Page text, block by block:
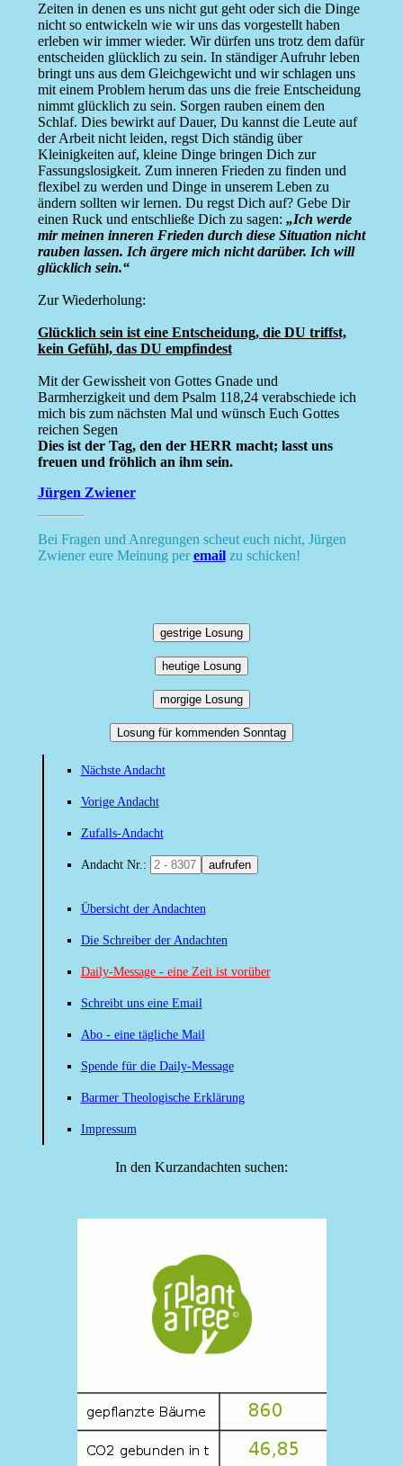
Zeiten in denen es uns nicht gut geht oder sich die Dinge
nicht so entwickeln wie wir uns das vorgestellt haben
erleben wir immer wieder. Wir dürfen uns trotz dem dafür
entscheiden glücklich zu sein. In ständiger Aufruhr leben
bringt uns aus dem Gleichgewicht und wir schlagen uns
mit einem Problem herum das uns die freie Entscheidung
nimmt glücklich zu sein. Sorgen rauben einem den
Schlaf. Dies bewirkt auf Dauer, Du kannst die Leute auf
der Arbeit nicht leiden, regst Dich ständig über
Kleinigkeiten auf, kleine Dinge bringen Dich zur
Fassungslosigkeit. Zum inneren Frieden zu finden und
flexibel zu werden und Dinge in unserem Leben zu
ändern sollten wir lernen. Du regst Dich auf? Gebe Dir
einen Ruck und entschließe Dich zu sagen: „Ich werde
mir meinen inneren Frieden durch diese Situation nicht
rauben lassen. Ich ärgere mich nicht darüber. Ich will
glücklich sein.“
Zur Wiederholung:
Glücklich sein ist eine Entscheidung, die DU triffst,
kein Gefühl, das DU empfindest
Mit der Gewissheit von Gottes Gnade und
Barmherzigkeit und dem Psalm 118,24 verabschiede ich
mich bis zum nächsten Mal und wünsch Euch Gottes
reichen Segen
Dies ist der Tag, den der HERR macht; lasst uns
freuen und fröhlich an ihm sein.
Jürgen Zwiener
Bei Fragen und Anregungen scheut euch nicht, Jürgen
Zwiener eure Meinung peremailzu schicken!
gestrige Losung
heutige Losung
morgige Losung
Losung für kommenden Sonntag
Nächste Andacht
Vorige Andacht
Zufalls-Andacht
Andacht Nr.: aufrufen
Übersicht der Andachten
Die Schreiber der Andachten
Daily-Message - eine Zeit ist vorüber
Schreibt uns eine Email
Abo - eine tägliche Mail
Spende für die Daily-Message
Barmer Theologische Erklärung
Impressum
In den Kurzandachten suchen: